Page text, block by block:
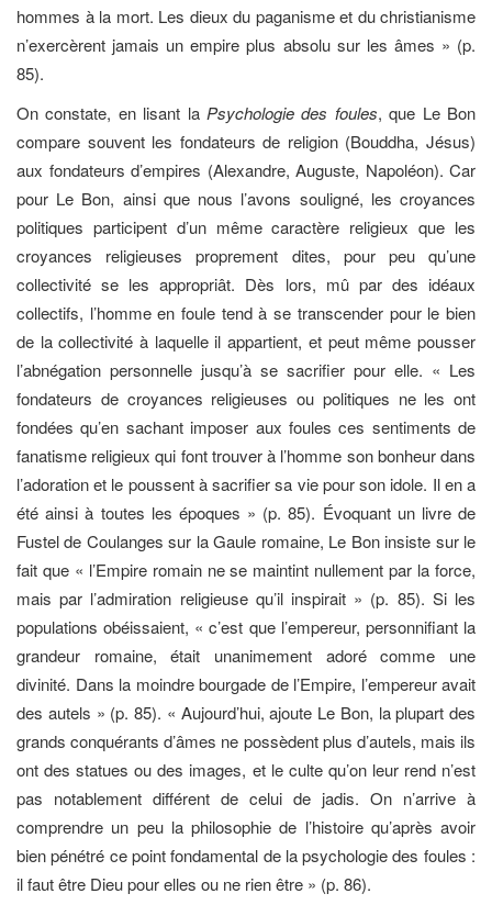
hommes à la mort. Les dieux du paganisme et du christianisme
n’exercèrent jamais un empire plus absolu sur les âmes » (p.
85).
On constate, en lisant la Psychologie des foules, que Le Bon
compare souvent les fondateurs de religion (Bouddha, Jésus)
aux fondateurs d’empires (Alexandre, Auguste, Napoléon). Car
pour Le Bon, ainsi que nous l’avons souligné, les croyances
politiques participent d’un même caractère religieux que les
croyances religieuses proprement dites, pour peu qu’une
collectivité se les appropriât. Dès lors, mû par des idéaux
collectifs, l’homme en foule tend à se transcender pour le bien
de la collectivité à laquelle il appartient, et peut même pousser
l’abnégation personnelle jusqu’à se sacrifier pour elle. « Les
fondateurs de croyances religieuses ou politiques ne les ont
fondées qu’en sachant imposer aux foules ces sentiments de
fanatisme religieux qui font trouver à l’homme son bonheur dans
l’adoration et le poussent à sacrifier sa vie pour son idole. Il en a
été ainsi à toutes les époques » (p. 85). Évoquant un livre de
Fustel de Coulanges sur la Gaule romaine, Le Bon insiste sur le
fait que « l’Empire romain ne se maintint nullement par la force,
mais par l’admiration religieuse qu’il inspirait » (p. 85). Si les
populations obéissaient, « c’est que l’empereur, personnifiant la
grandeur romaine, était unanimement adoré comme une
divinité. Dans la moindre bourgade de l’Empire, l’empereur avait
des autels » (p. 85). « Aujourd’hui, ajoute Le Bon, la plupart des
grands conquérants d’âmes ne possèdent plus d’autels, mais ils
ont des statues ou des images, et le culte qu’on leur rend n’est
pas notablement différent de celui de jadis. On n’arrive à
comprendre un peu la philosophie de l’histoire qu’après avoir
bien pénétré ce point fondamental de la psychologie des foules :
il faut être Dieu pour elles ou ne rien être » (p. 86).